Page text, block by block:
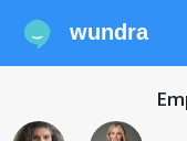
wundra